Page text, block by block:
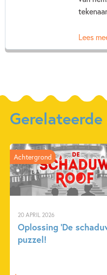
Lees
20 APRIL 2026
Oplossing ‘De
puzzel!
Achtergrond